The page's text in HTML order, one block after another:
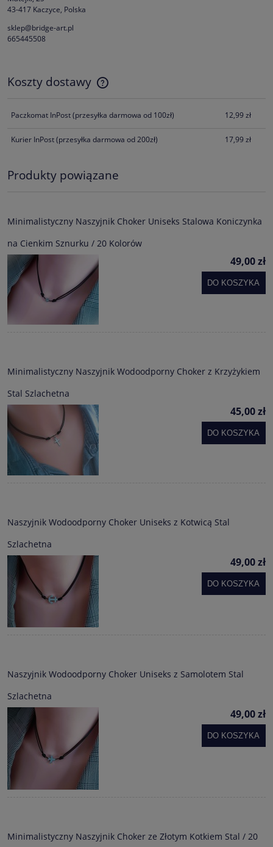
43-417 Kaczyce, Polska
sklep@bridge-art.pl
665445508
Koszty dostawy
Cena nie zawiera ewentualnych kosztów płatności
Paczkomat InPost(przesyłka darmowa od 100zł) 12,99 zł
Kurier InPost(przesyłka darmowa od 200zł) 17,99 zł
Produkty powiązane
Minimalistyczny Naszyjnik Choker Uniseks Stalowa Koniczynka
na Cienkim Sznurku / 20 Kolorów
49,00 zł
DO KOSZYKA
Minimalistyczny Naszyjnik Wodoodporny Choker z Krzyżykiem
Stal Szlachetna
45,00 zł
DO KOSZYKA
Naszyjnik Wodoodporny Choker Uniseks z Kotwicą Stal
Szlachetna
49,00 zł
DO KOSZYKA
Naszyjnik Wodoodporny Choker Uniseks z Samolotem Stal
Szlachetna
49,00 zł
DO KOSZYKA
Minimalistyczny Naszyjnik Choker ze Złotym Kotkiem Stal / 20